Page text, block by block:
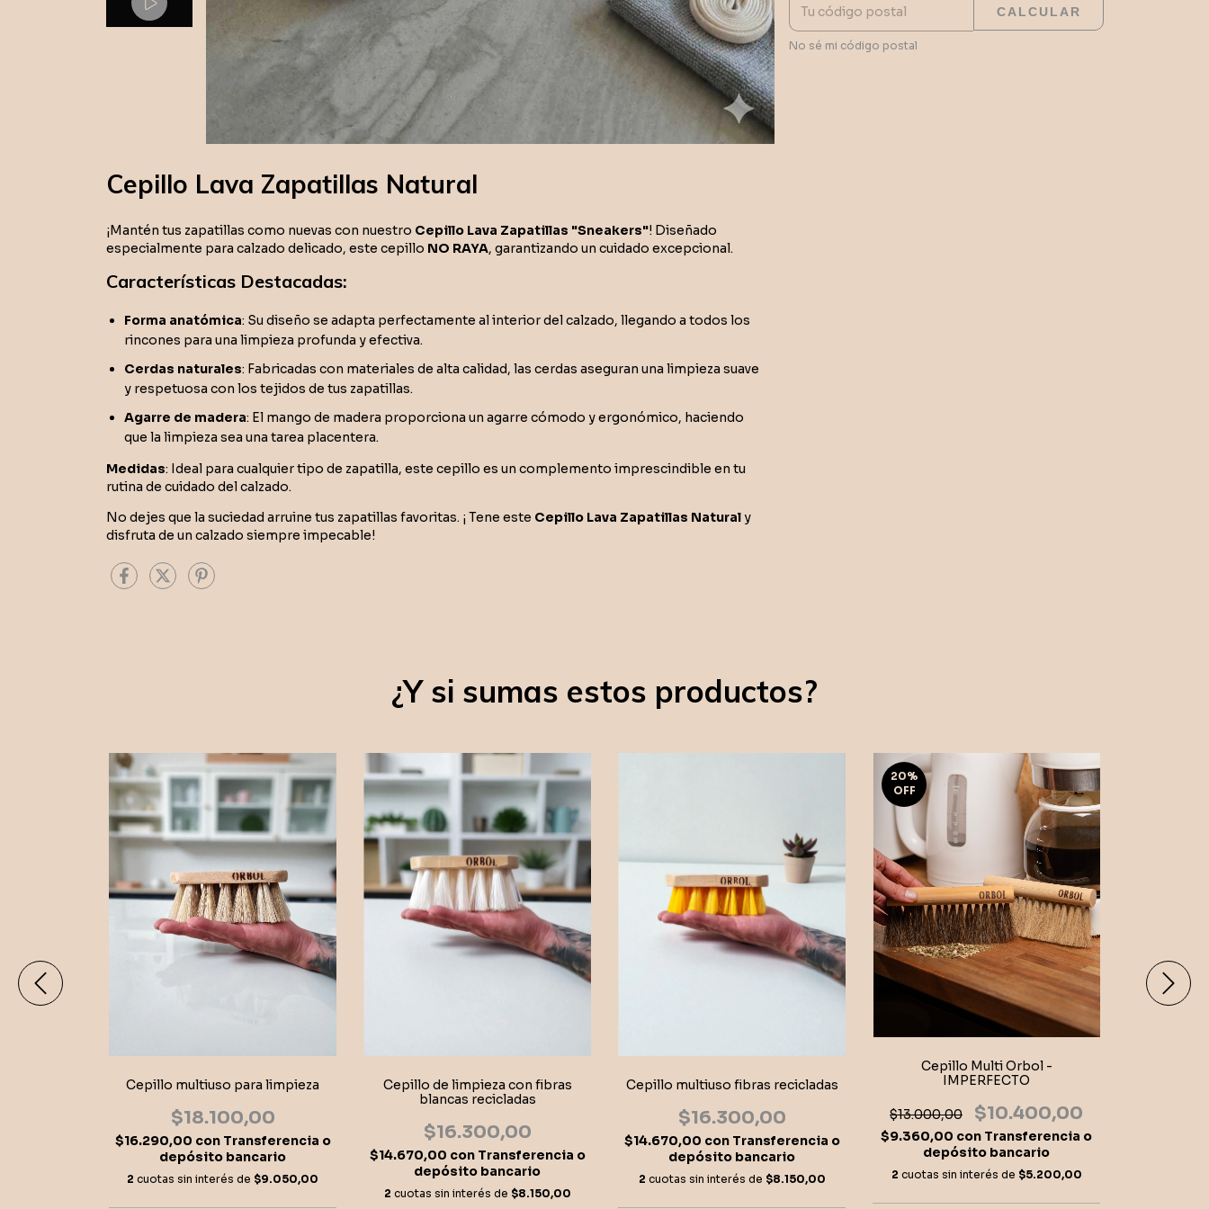
Cepillo Lava Zapatillas Natural
¡Mantén tus zapatillas como nuevas con nuestro Cepillo Lava Zapatillas "Sneakers"! Diseñado
especialmente para calzado delicado, este cepillo NO RAYA, garantizando un cuidado excepcional.
Características Destacadas:
Forma anatómica: Su diseño se adapta perfectamente al interior del calzado, llegando a todos los
rincones para una limpieza profunda y efectiva.
Cerdas naturales: Fabricadas con materiales de alta calidad, las cerdas aseguran una limpieza suave
y respetuosa con los tejidos de tus zapatillas.
Agarre de madera: El mango de madera proporciona un agarre cómodo y ergonómico, haciendo
que la limpieza sea una tarea placentera.
Medidas: Ideal para cualquier tipo de zapatilla, este cepillo es un complemento imprescindible en tu
rutina de cuidado del calzado.
No dejes que la suciedad arruine tus zapatillas favoritas. ¡ Tene este Cepillo Lava Zapatillas Naturaly
disfruta de un calzado siempre impecable!
CALCULAR
No sé mi código postal
¿Y si sumas estos productos?
Cepillo multiuso para limpieza
$18.100,00
$16.290,00 con Transferencia o
depósito bancario
2 cuotas sin interés de $9.050,00
Cepillo de limpieza con fibras
blancas recicladas
$16.300,00
$14.670,00 con Transferencia o
depósito bancario
2 cuotas sin interés de $8.150,00
Cepillo multiuso fibras recicladas
$16.300,00
$14.670,00 con Transferencia o
depósito bancario
2 cuotas sin interés de $8.150,00
20%
OFF
Cepillo Multi Orbol -
IMPERFECTO
$13.000,00 $10.400,00
$9.360,00 con Transferencia o
depósito bancario
2 cuotas sin interés de $5.200,00